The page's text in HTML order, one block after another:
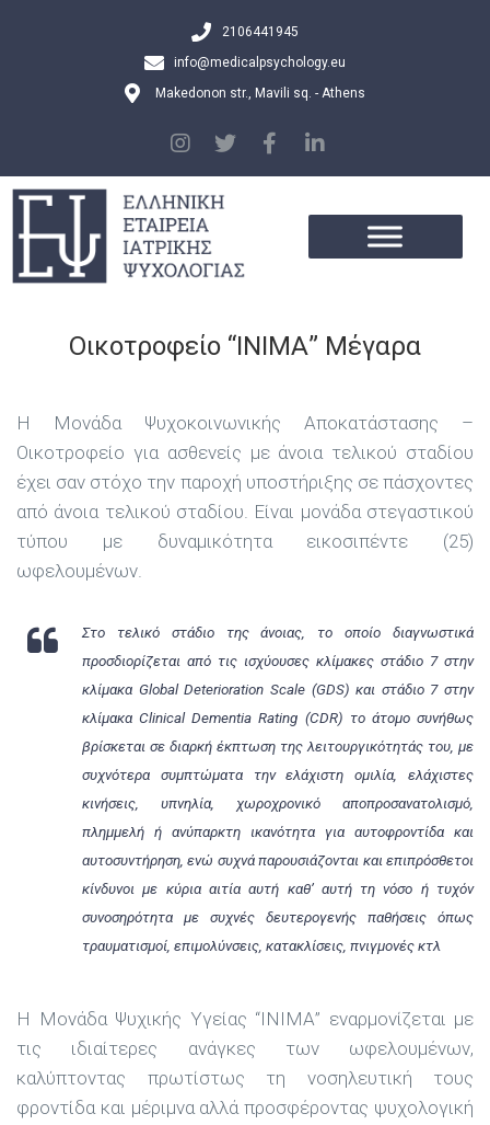
2106441945
info@medicalpsychology.eu
Makedonon str., Mavili sq. - Athens
Οικοτροφείο “ΙΝΙΜΑ” Μέγαρα
Η Μονάδα Ψυχοκοινωνικής Αποκατάστασης –
Οικοτροφείο για ασθενείς με άνοια τελικού σταδίου
έχει σαν στόχο την παροχή υποστήριξης σε πάσχοντες
από άνοια τελικού σταδίου. Είναι μονάδα στεγαστικού
τύπου με δυναμικότητα εικοσιπέντε (25)
ωφελουμένων.
Στο τελικό στάδιο της άνοιας, το οποίο διαγνωστικά
προσδιορίζεται από τις ισχύουσες κλίμακες στάδιο 7 στην
κλίμακα Global Deterioration Scale (GDS) και στάδιο 7 στην
κλίμακα Clinical Dementia Rating (CDR) το άτομο συνήθως
βρίσκεται σε διαρκή έκπτωση της λειτουργικότητάς του, με
συχνότερα συμπτώματα την ελάχιστη ομιλία, ελάχιστες
κινήσεις, υπνηλία, χωροχρονικό αποπροσανατολισμό,
πλημμελή ή ανύπαρκτη ικανότητα για αυτοφροντίδα και
αυτοσυντήρηση, ενώ συχνά παρουσιάζονται και επιπρόσθετοι
κίνδυνοι με κύρια αιτία αυτή καθ’ αυτή τη νόσο ή τυχόν
συνοσηρότητα με συχνές δευτερογενής παθήσεις όπως
τραυματισμοί, επιμολύνσεις, κατακλίσεις, πνιγμονές κτλ
Η Μονάδα Ψυχικής Υγείας “ΙΝΙΜΑ” εναρμονίζεται με
τις ιδιαίτερες ανάγκες των ωφελουμένων,
καλύπτοντας πρωτίστως τη νοσηλευτική τους
φροντίδα και μέριμνα αλλά προσφέροντας ψυχολογική